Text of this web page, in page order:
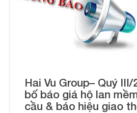
Hai Vu Group– Quý
bố báo giá hộ lan
cầu & báo hiệu giao